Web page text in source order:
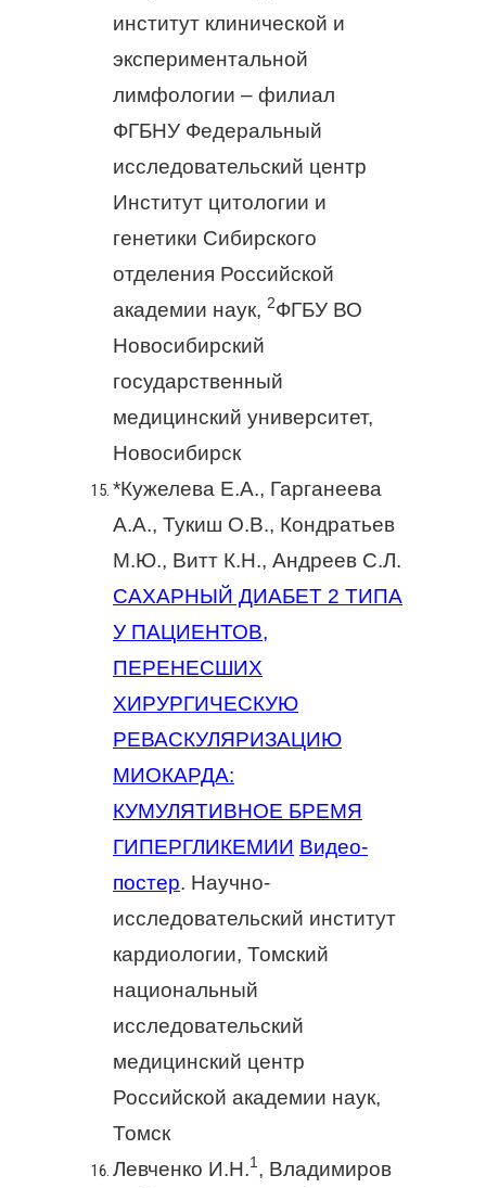
институт клинической и
экспериментальной
лимфологии – филиал
ФГБНУ Федеральный
исследовательский центр
Институт цитологии и
генетики Сибирского
отделения Российской
академии наук, 2ФГБУ ВО
Новосибирский
государственный
медицинский университет,
Новосибирск
*Кужелева Е.А., Гарганеева
А.А., Тукиш О.В., Кондратьев
М.Ю., Витт К.Н., Андреев С.Л.
САХАРНЫЙ ДИАБЕТ 2 ТИПА
У ПАЦИЕНТОВ,
ПЕРЕНЕСШИХ
ХИРУРГИЧЕСКУЮ
РЕВАСКУЛЯРИЗАЦИЮ
МИОКАРДА:
КУМУЛЯТИВНОЕ БРЕМЯ
ГИПЕРГЛИКЕМИИ Видео-
постер. Научно-
исследовательский институт
кардиологии, Томский
национальный
исследовательский
медицинский центр
Российской академии наук,
Томск
Левченко И.Н.1, Владимиров